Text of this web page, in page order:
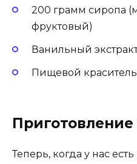
200 грамм сиропа
фруктовый)
Ванильный
Пищевой
Теперь, когда у нас